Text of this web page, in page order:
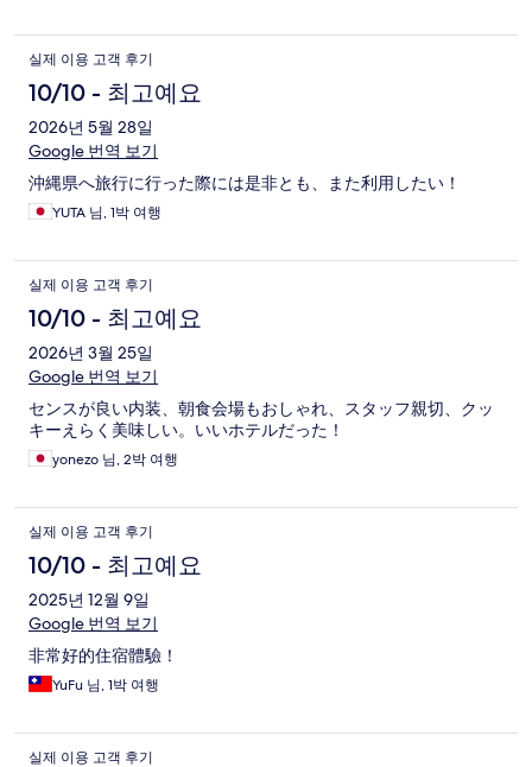
실제 이용 고객 후기
10/10 - 최고예요
2026년 5월 28일
Google 번역 보기
沖縄県へ旅行に行った際には是非とも、また利用したい！
YUTA 님, 1박 여행
실제 이용 고객 후기
10/10 - 최고예요
2026년 3월 25일
Google 번역 보기
センスが良い内装、朝食会場もおしゃれ、スタッフ親切、クッ
キーえらく美味しい。いいホテルだった！
yonezo 님, 2박 여행
실제 이용 고객 후기
10/10 - 최고예요
2025년 12월 9일
Google 번역 보기
非常好的住宿體驗！
YuFu 님, 1박 여행
실제 이용 고객 후기